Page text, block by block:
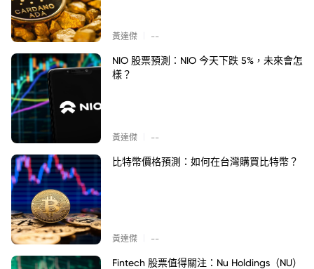
黃達傑 --
NIO 股票預測：NIO 今天下跌 5%，未來會怎
樣？
黃達傑 --
比特幣價格預測：如何在台灣購買比特幣？
黃達傑 --
Fintech 股票值得關注：Nu Holdings（NU）